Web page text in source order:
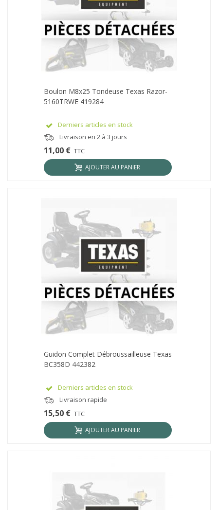
Boulon M8x25 Tondeuse Texas Razor-
5160TRWE 419284
Derniers articles en stock
Livraison en 2 à 3 jours
11,00 € TTC
AJOUTER AU PANIER
Guidon Complet Débroussailleuse Texas
BC358D 442382
Derniers articles en stock
Livraison rapide
15,50 € TTC
AJOUTER AU PANIER